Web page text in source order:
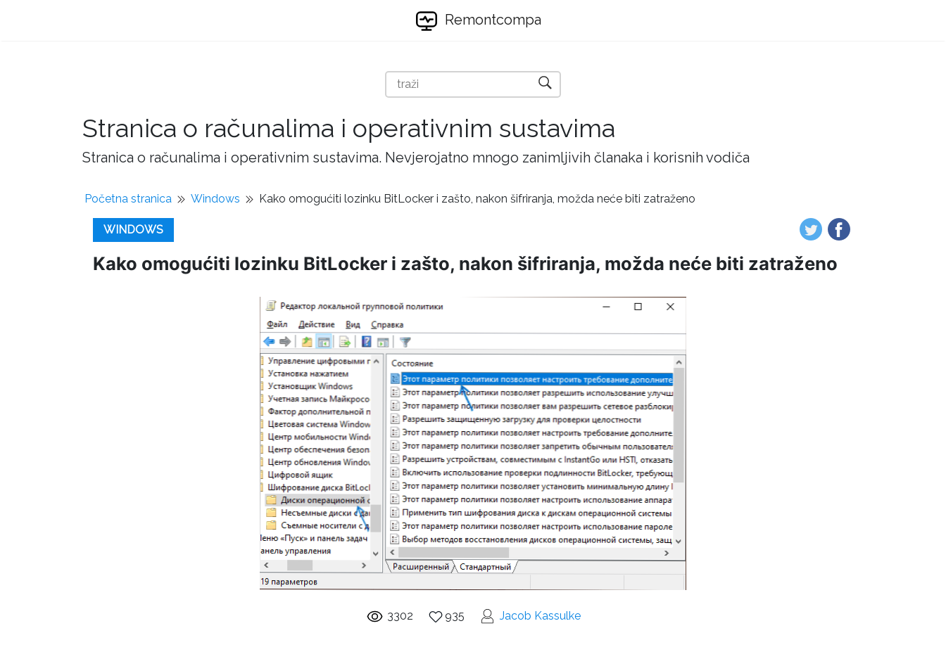
Remontcompa
Stranica o računalima i operativnim sustavima
Stranica o računalima i operativnim sustavima. Nevjerojatno mnogo zanimljivih članaka i korisnih vodiča
Početna stranica Windows Kako omogućiti lozinku BitLocker i zašto, nakon šifriranja, možda neće biti zatraženo
WINDOWS
Kako omogućiti lozinku BitLocker i zašto, nakon šifriranja, možda neće biti zatraženo
3302 935 Jacob Kassulke